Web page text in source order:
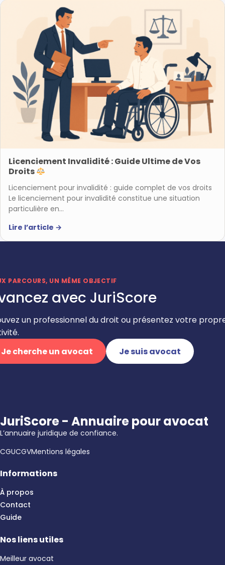
Licenciement Invalidité : Guide Ultime de Vos
Droits
Licenciement pour invalidité : guide complet de vos droits
Le licenciement pour invalidité constitue une situation
particulière en…
Lire l’article →
PARCOURS, UN MÊME OBJECTIF
avec JuriScore
un professionnel du droit ou présentez votre
Je cherche un avocat
Je suis avocat
JuriScore - Annuaire pour avocat
L’annuaire juridique de confiance.
CGUCGVMentions légales
Informations
À propos
Contact
Guide
Nos liens utiles
Meilleur avocat